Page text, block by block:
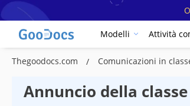
Modelli Attività
Thegoodocs.com Comunicazioni in
Annuncio della